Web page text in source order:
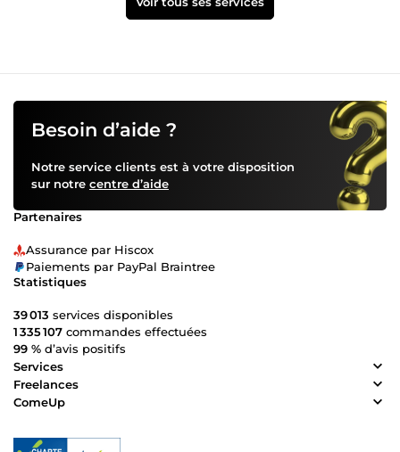
Besoin d’aide ?
Notre service clients est à votre disposition
sur notre centre d’aide
Partenaires
Assurance par Hiscox
Paiements par PayPal Braintree
Statistiques
39 013 services disponibles
1 335 107 commandes effectuées
99 % d’avis positifs
Services
Freelances
ComeUp